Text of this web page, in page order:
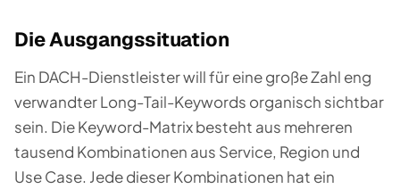
Die Ausgangssituation
Ein DACH-Dienstleister will für eine große Zahl eng
verwandter Long-Tail-Keywords organisch sichtbar
sein. Die Keyword-Matrix besteht aus mehreren
tausend Kombinationen aus Service, Region und
Use Case. Jede dieser Kombinationen hat ein